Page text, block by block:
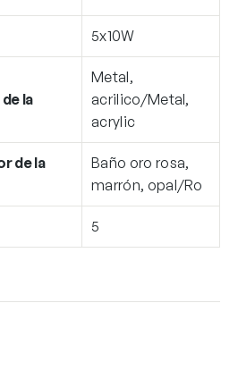
5x10W
la
Metal,
acrilico/Metal,
acrylic
de la
Baño oro rosa,
marrón, opal/Ro
5